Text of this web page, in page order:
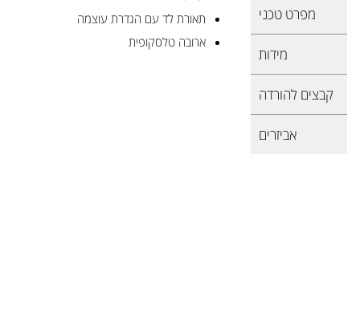
מפרט טכני
מידות
קבצים להורדה
אביזרים
תאורת לד עם הגדרת עוצמה
ארובה טלסקופית